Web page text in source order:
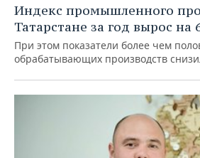
Индекс промышленного
Татарстане за год вырос на
При этом показатели более чем
обрабатывающих производств